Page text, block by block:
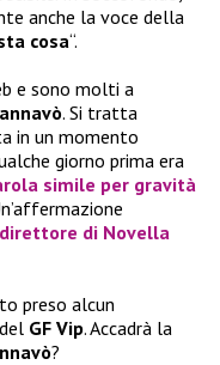
anche la voce della
cosa“.
e sono molti a
. Si tratta
in un momento
giorno prima era
simile per gravità
di Novella
preso alcun
GF Vip. Accadrà la
?